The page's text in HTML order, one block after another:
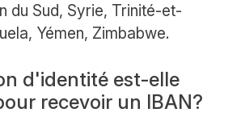
du Sud, Syrie, Trinité-et-
Yémen, Zimbabwe.
d'identité est-elle
recevoir un IBAN?